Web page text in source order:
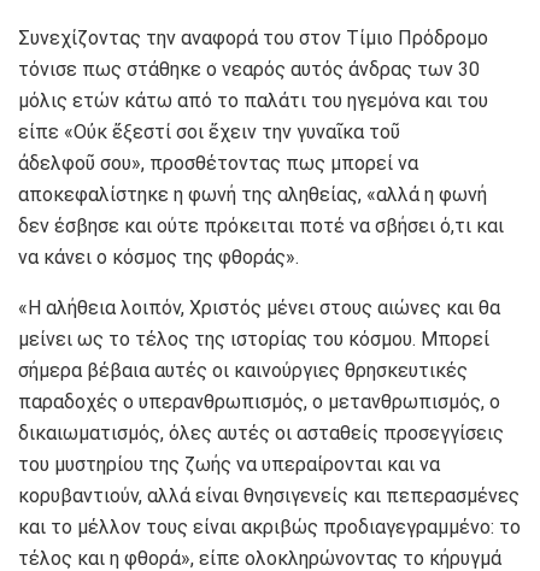
Συνεχίζοντας την αναφορά του στον Τίμιο Πρόδρομο
τόνισε πως στάθηκε ο νεαρός αυτός άνδρας των 30
μόλις ετών κάτω από το παλάτι του ηγεμόνα και του
είπε «Οὐκ ἔξεστί σοι ἔχειν την γυναῖκα τοῦ
ἀδελφοῦ σου», προσθέτοντας πως μπορεί να
αποκεφαλίστηκε η φωνή της αληθείας, «αλλά η φωνή
δεν έσβησε και ούτε πρόκειται ποτέ να σβήσει ό,τι και
να κάνει ο κόσμος της φθοράς».
«Η αλήθεια λοιπόν, Χριστός μένει στους αιώνες και θα
μείνει ως το τέλος της ιστορίας του κόσμου. Μπορεί
σήμερα βέβαια αυτές οι καινούργιες θρησκευτικές
παραδοχές ο υπερανθρωπισμός, ο μετανθρωπισμός, ο
δικαιωματισμός, όλες αυτές οι ασταθείς προσεγγίσεις
του μυστηρίου της ζωής να υπεραίρονται και να
κορυβαντιούν, αλλά είναι θνησιγενείς και πεπερασμένες
και το μέλλον τους είναι ακριβώς προδιαγεγραμμένο: το
τέλος και η φθορά», είπε ολοκληρώνοντας το κήρυγμά